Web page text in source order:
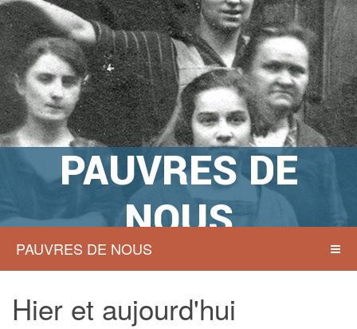
PAUVRES DE
NOUS
Actions sociales à Namur hier et
aujourd’hui
PAUVRES DE NOUS
Hier et aujourd'hui